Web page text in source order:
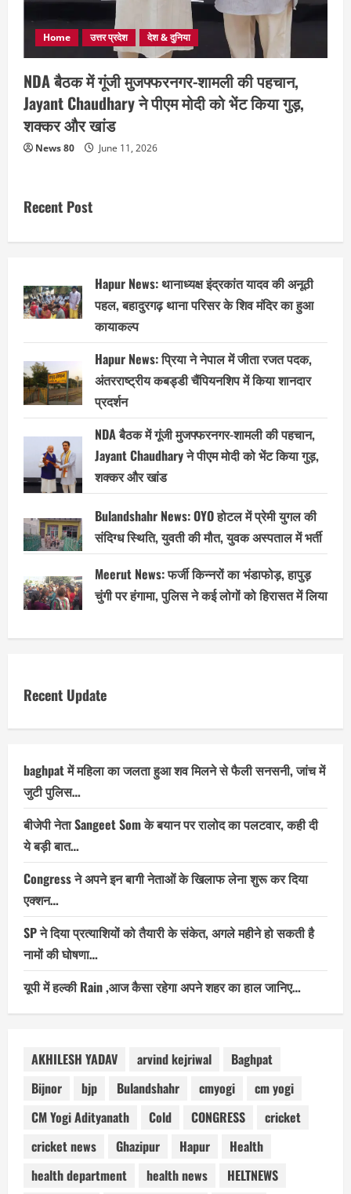
Home उत्तर प्रदेश देश & दुनिया
NDA बैठक में गूंजी मुजफ्फरनगर-शामली की पहचान,
Jayant Chaudhary ने पीएम मोदी को भेंट किया गुड़,
शक्कर और खांड
News 80 June 11, 2026
Recent Post
Hapur News: थानाध्यक्ष इंद्रकांत यादव की अनूठी
पहल, बहादुरगढ़ थाना परिसर के शिव मंदिर का हुआ
कायाकल्प
Hapur News: प्रिया ने नेपाल में जीता रजत पदक,
अंतरराष्ट्रीय कबड्डी चैंपियनशिप में किया शानदार
प्रदर्शन
NDA बैठक में गूंजी मुजफ्फरनगर-शामली की पहचान,
Jayant Chaudhary ने पीएम मोदी को भेंट किया गुड़,
शक्कर और खांड
Bulandshahr News: OYO होटल में प्रेमी युगल की
संदिग्ध स्थिति, युवती की मौत, युवक अस्पताल में भर्ती
Meerut News: फर्जी किन्नरों का भंडाफोड़, हापुड़
चुंगी पर हंगामा, पुलिस ने कई लोगों को हिरासत में लिया
Recent Update
baghpat में महिला का जलता हुआ शव मिलने से फैली सनसनी, जांच में
जुटी पुलिस…
बीजेपी नेता Sangeet Som के बयान पर रालोद का पलटवार, कही दी
ये बड़ी बात…
Congress ने अपने इन बागी नेताओं के खिलाफ लेना शुरू कर दिया
एक्शन…
SP ने दिया प्रत्याशियों को तैयारी के संकेत, अगले महीने हो सकती है
नामों की घोषणा…
यूपी में हल्की Rain ,आज कैसा रहेगा अपने शहर का हाल जानिए…
AKHILESH YADAV arvind kejriwal
Baghpat
Bijnor
bjp Bulandshahr cmyogi
cm yogi
CM Yogi Adityanath
Cold CONGRESS
cricket
cricket news
Ghazipur Hapur
Health
health department
health news
HELTNEWS